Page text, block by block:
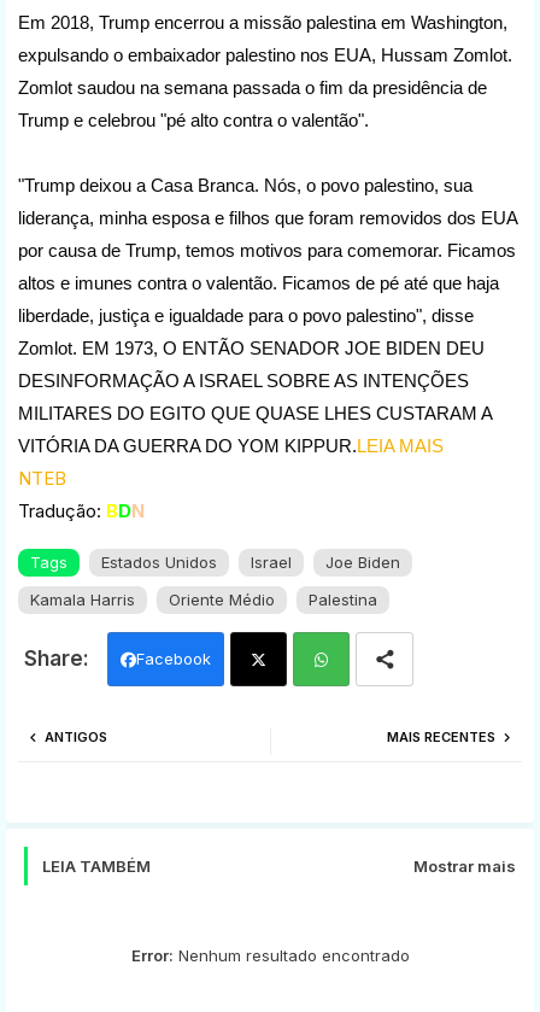
Em 2018, Trump encerrou a missão palestina em Washington,
expulsando o embaixador palestino nos EUA, Hussam Zomlot.
Zomlot saudou na semana passada o fim da presidência de
Trump e celebrou "pé alto contra o valentão".
"Trump deixou a Casa Branca. Nós, o povo palestino, sua
liderança, minha esposa e filhos que foram removidos dos EUA
por causa de Trump, temos motivos para comemorar. Ficamos
altos e imunes contra o valentão. Ficamos de pé até que haja
liberdade, justiça e igualdade para o povo palestino", disse
Zomlot. EM 1973, O ENTÃO SENADOR JOE BIDEN DEU
DESINFORMAÇÃO A ISRAEL SOBRE AS INTENÇÕES
MILITARES DO EGITO QUE QUASE LHES CUSTARAM A
VITÓRIA DA GUERRA DO YOM KIPPUR.LEIA MAIS
NTEB
Tradução: BDN
Tags Estados Unidos Israel
Joe Biden
Kamala Harris
Oriente Médio Palestina
Facebook
MAIS RECENTES
ANTIGOS
LEIA TAMBÉM Mostrar mais
Error: Nenhum resultado encontrado